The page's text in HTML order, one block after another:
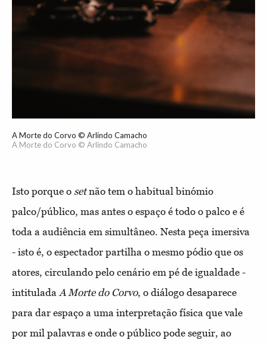
A Morte do Corvo © Arlindo Camacho
A Morte do Corvo © Arlindo Camacho
Isto porque o setnão tem o habitual binómio
palco/público, mas antes o espaço é todo o palco e é
toda a audiência em simultâneo. Nesta peça imersiva
- isto é, o espectador partilha o mesmo pódio que os
atores, circulando pelo cenário em pé de igualdade -
intituladaA Morte do Corvo, o diálogo desaparece
para dar espaço a uma interpretação física que vale
por mil palavras e onde o público pode seguir, ao